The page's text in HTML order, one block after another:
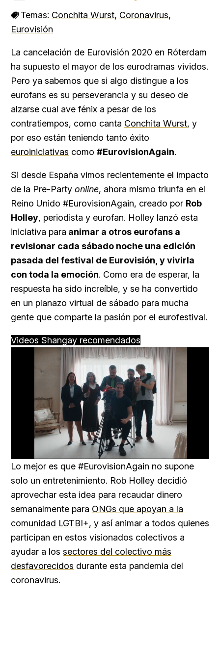
Temas: Conchita Wurst, Coronavirus,
Eurovisión
La cancelación de Eurovisión 2020 en Róterdam
ha supuesto el mayor de los eurodramas vividos.
Pero ya sabemos que si algo distingue a los
eurofans es su perseverancia y su deseo de
alzarse cual ave fénix a pesar de los
contratiempos, como canta Conchita Wurst, y
por eso están teniendo tanto éxito
euroiniciativas como #EurovisionAgain.
Si desde España vimos recientemente el impacto
de la Pre-Party online, ahora mismo triunfa en el
Reino Unido #EurovisionAgain, creado por Rob
Holley, periodista y eurofan. Holley lanzó esta
iniciativa para animar a otros eurofans a
revisionar cada sábado noche una edición
pasada del festival de Eurovisión, y vivirla
con toda la emoción. Como era de esperar, la
respuesta ha sido increíble, y se ha convertido
en un planazo virtual de sábado para mucha
gente que comparte la pasión por el eurofestival.
Videos Shangay recomendados
Loaded
66.12%
Lo mejor es que #EurovisionAgain no supone
solo un entretenimiento. Rob Holley decidió
aprovechar esta idea para recaudar dinero
semanalmente para ONGs que apoyan a la
comunidad LGTBI+, y así animar a todos quienes
participan en estos visionados colectivos a
ayudar a los sectores del colectivo más
desfavorecidos durante esta pandemia del
coronavirus.